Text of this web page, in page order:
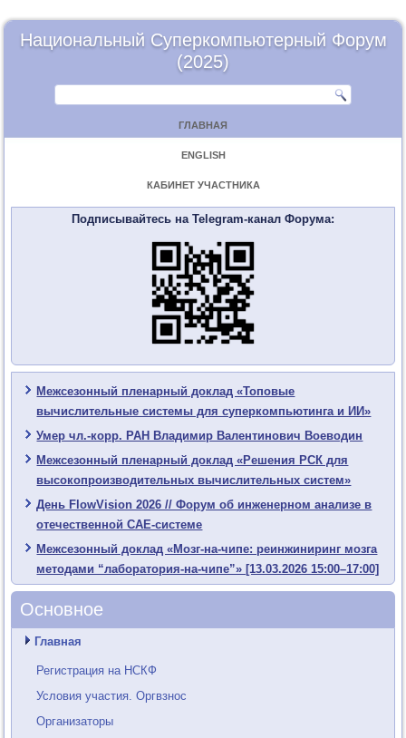
Национальный Суперкомпьютерный Форум
(2025)
ГЛАВНАЯ
ENGLISH
КАБИНЕТ УЧАСТНИКА
Подписывайтесь на Telegram-канал Форума:
Межсезонный пленарный доклад «Топовые
вычислительные системы для суперкомпьютинга и ИИ»
Умер чл.-корр. РАН Владимир Валентинович Воеводин
Межсезонный пленарный доклад «Решения РСК для
высокопроизводительных вычислительных систем»
День FlowVision 2026 // Форум об инженерном анализе в
отечественной CAE-системе
Межсезонный доклад «Мозг-на-чипе: реинжиниринг мозга
методами “лаборатория-на-чипе”» [13.03.2026 15:00–17:00]
Основное
Главная
Регистрация на НСКФ
Условия участия. Оргвзнос
Организаторы